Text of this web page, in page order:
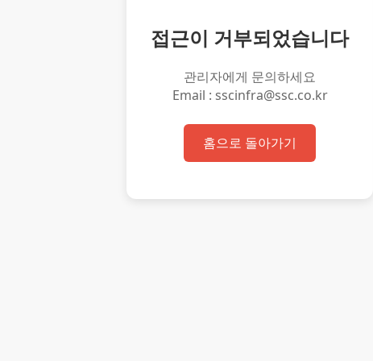
접근이 거부되었습니다
관리자에게 문의하세요
Email : sscinfra@ssc.co.kr
홈으로 돌아가기